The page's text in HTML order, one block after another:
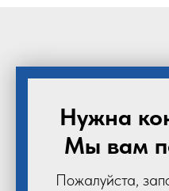
Нужна
Мы вам
Пожалуйста,